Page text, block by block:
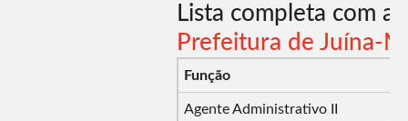
Lista completa com
Prefeitura de Juína-
Função
Agente Administrativo II